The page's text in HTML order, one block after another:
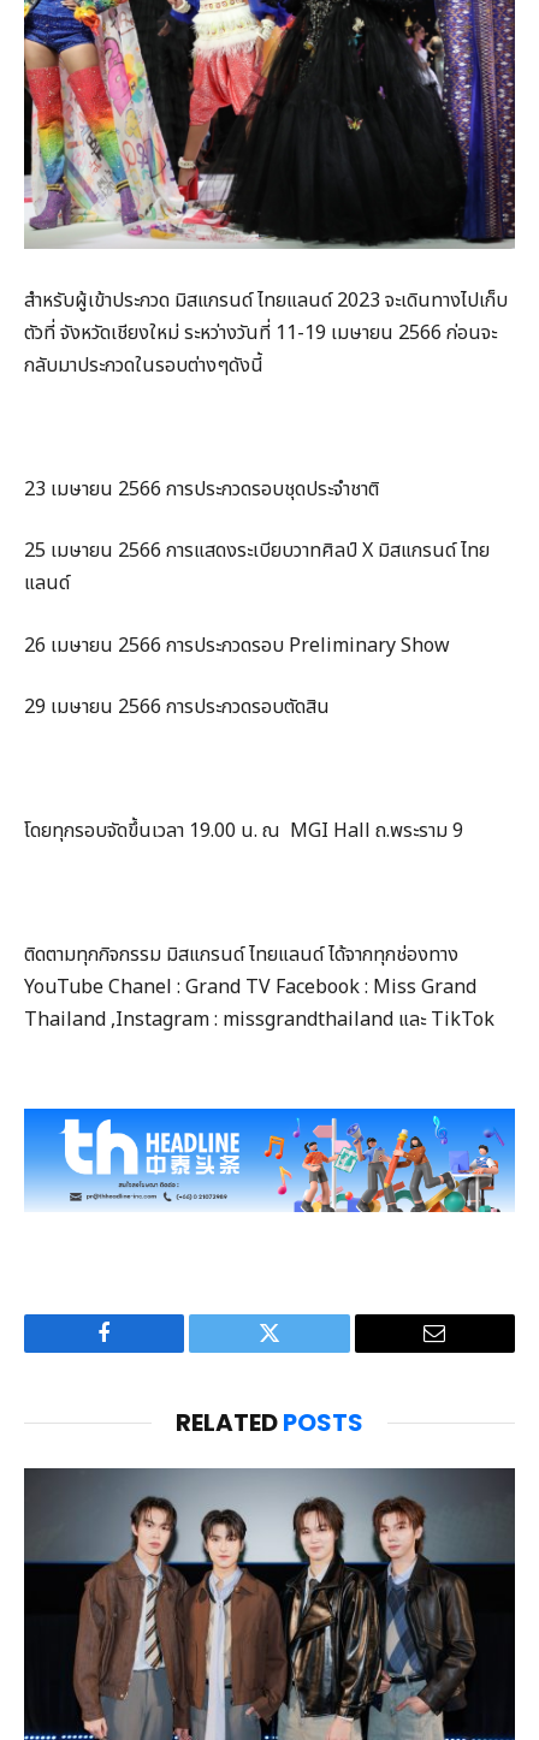
สำหรับผู้เข้าประกวด มิสแกรนด์ ไทยแลนด์ 2023 จะเดินทางไปเก็บ
ตัวที่ จังหวัดเชียงใหม่ ระหว่างวันที่ 11-19 เมษายน 2566 ก่อนจะ
กลับมาประกวดในรอบต่างๆดังนี้
23 เมษายน 2566 การประกวดรอบชุดประจำชาติ
25 เมษายน 2566 การแสดงระเบียบวาทศิลป์ X มิสแกรนด์ ไทย
แลนด์
26 เมษายน 2566 การประกวดรอบ Preliminary Show
29 เมษายน 2566 การประกวดรอบตัดสิน
โดยทุกรอบจัดขึ้นเวลา 19.00 น. ณ MGI Hall ถ.พระราม 9
ติดตามทุกกิจกรรม มิสแกรนด์ ไทยแลนด์ ได้จากทุกช่องทาง
YouTube Chanel : Grand TV Facebook : Miss Grand
Thailand ,Instagram : missgrandthailand และ TikTok
Facebook Twitter Email
RELATEDPOSTS